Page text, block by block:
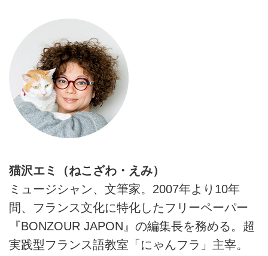
猫沢エミ（ねこざわ・えみ）
ミュージシャン、文筆家。2007年より10年
間、フランス文化に特化したフリーペーパー
『BONZOUR JAPON』の編集長を務める。超
実践型フランス語教室「にゃんフラ」主宰。